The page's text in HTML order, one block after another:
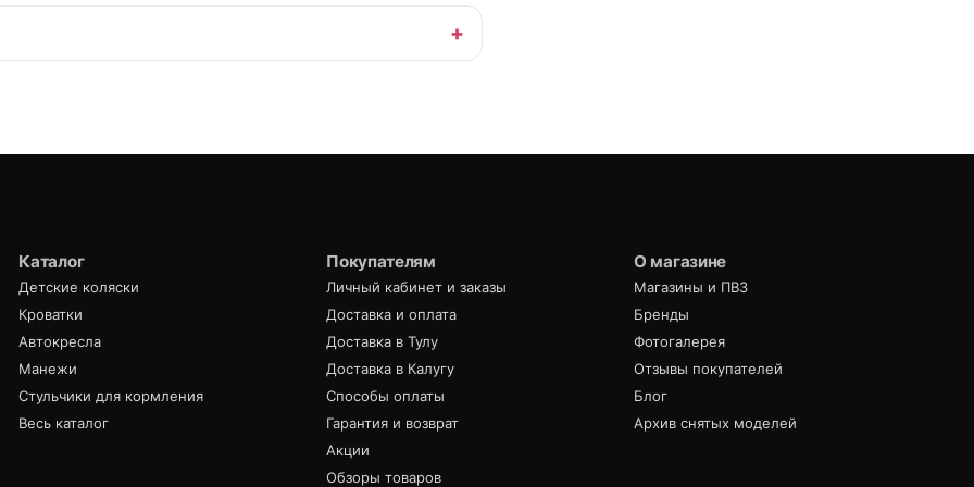
Каталог
Детские коляски
Кроватки
Автокресла
Манежи
Стульчики для кормления
Весь каталог
Покупателям
Личный кабинет и заказы
Доставка и оплата
Доставка в Тулу
Доставка в Калугу
Способы оплаты
Гарантия и возврат
Акции
Обзоры товаров
О магазине
Магазины и ПВЗ
Бренды
Фотогалерея
Отзывы покупателей
Блог
Архив снятых моделей